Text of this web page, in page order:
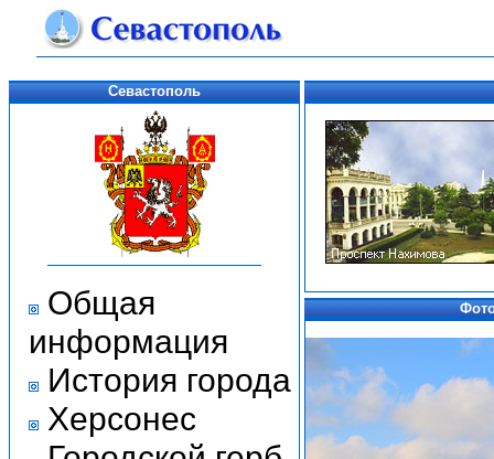
Севастополь
Общая
информация
История города
Херсонес